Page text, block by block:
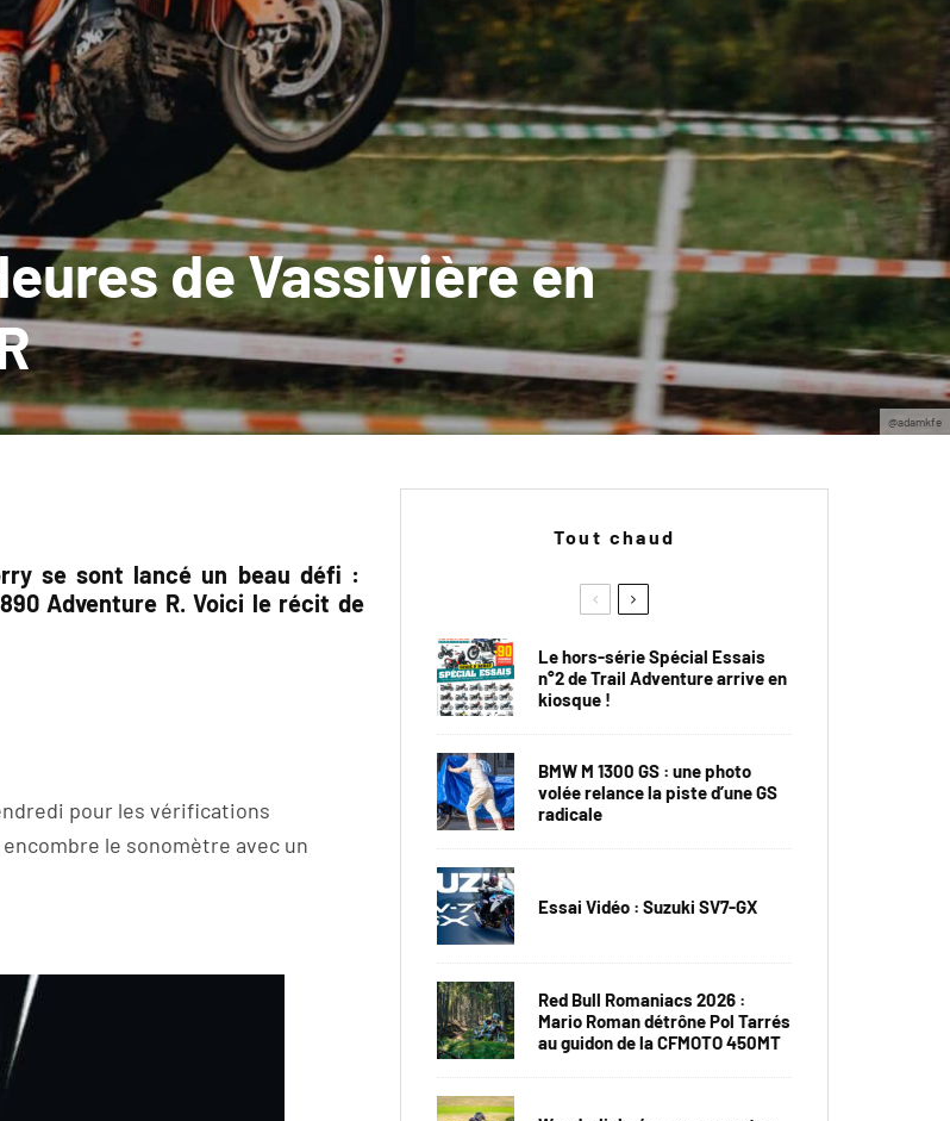
@adamkfe
de Vassivière en
se sont lancé un beau défi :
Adventure R. Voici le récit de
pour les vérifications
le sonomètre avec un
Tout chaud
Le hors-série Spécial Essais
n°2 de Trail Adventure arrive en
kiosque !
BMW M 1300 GS : une photo
volée relance la piste d’une GS
radicale
Essai Vidéo : Suzuki SV7-GX
Red Bull Romaniacs 2026 :
Mario Roman détrône Pol Tarrés
au guidon de la CFMOTO 450MT